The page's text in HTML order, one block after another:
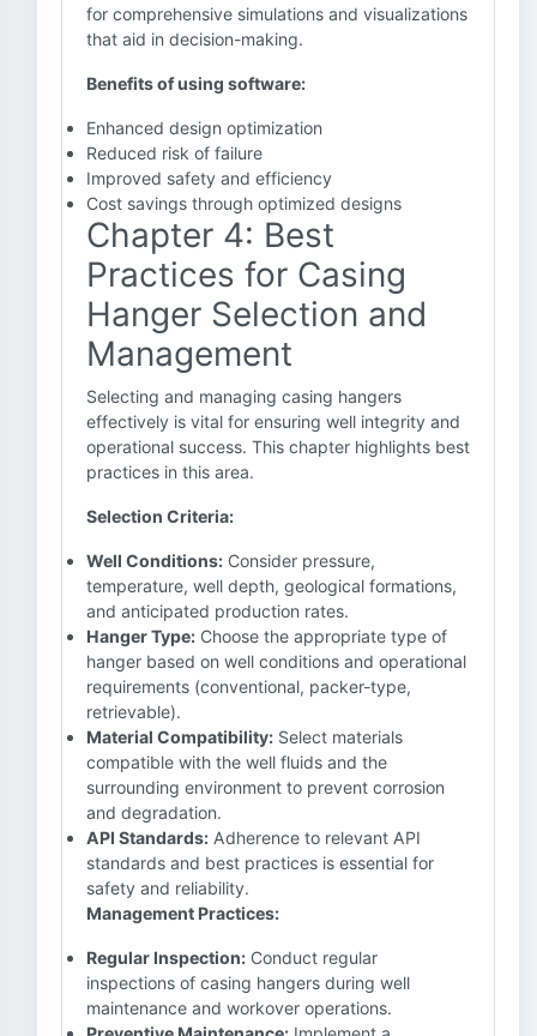
for comprehensive simulations and visualizations
that aid in decision-making.
Benefits of using software:
Enhanced design optimization
Reduced risk of failure
Improved safety and efficiency
Cost savings through optimized designs
Chapter 4: Best
Practices for Casing
Hanger Selection and
Management
Selecting and managing casing hangers
effectively is vital for ensuring well integrity and
operational success. This chapter highlights best
practices in this area.
Selection Criteria:
Well Conditions: Consider pressure,
temperature, well depth, geological formations,
and anticipated production rates.
Hanger Type: Choose the appropriate type of
hanger based on well conditions and operational
requirements (conventional, packer-type,
retrievable).
Material Compatibility: Select materials
compatible with the well fluids and the
surrounding environment to prevent corrosion
and degradation.
API Standards: Adherence to relevant API
standards and best practices is essential for
safety and reliability.
Management Practices:
Regular Inspection: Conduct regular
inspections of casing hangers during well
maintenance and workover operations.